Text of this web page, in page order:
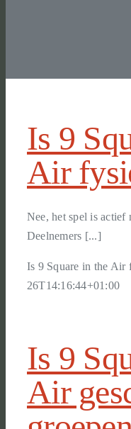
Is 9
Air
Nee, het spel is actief
Deelnemers [...]
Is 9 Square in the Air
26T14:16:44+01:00
Is 9
Air